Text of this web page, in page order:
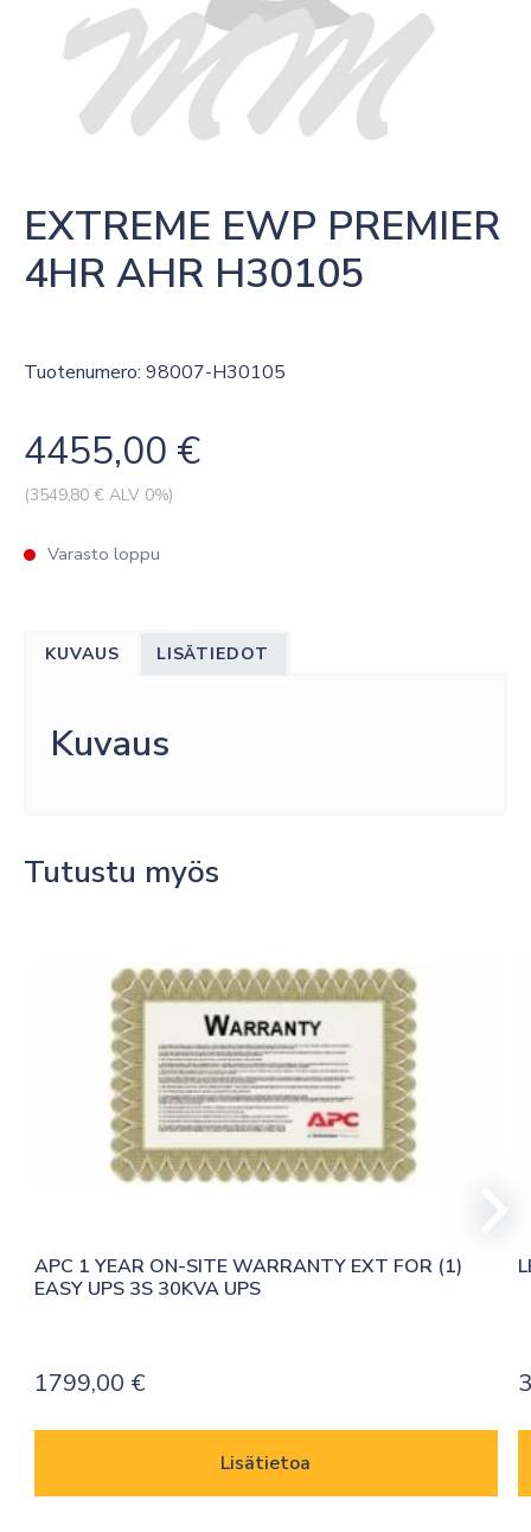
EXTREME EWP PREMIER
4HR AHR H30105
Tuotenumero: 98007-H30105
4455,00 €
(3549,80 € ALV 0%)
Varasto loppu
KUVAUS LISÄTIEDOT
Kuvaus
Tutustu myös
APC 1 YEAR ON-SITE WARRANTY EXT FOR (1)
EASY UPS 3S 30KVA UPS
1799,00 €
Lisätietoa